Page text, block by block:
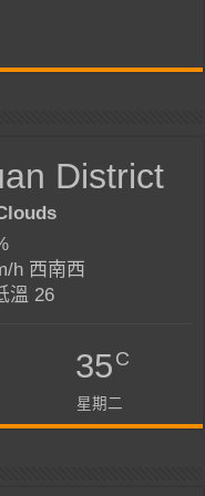
District
h 西南西
溫 26
35C
星期二